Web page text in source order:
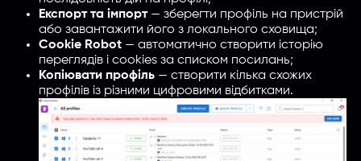
Експорт та імпорт — зберегти профіль на пристрій
або завантажити його з локального сховища;
Cookie Robot— автоматично створити історію
переглядів і cookies за списком посилань;
Копіювати профіль— створити кілька схожих
профілів із різними цифровими відбитками.